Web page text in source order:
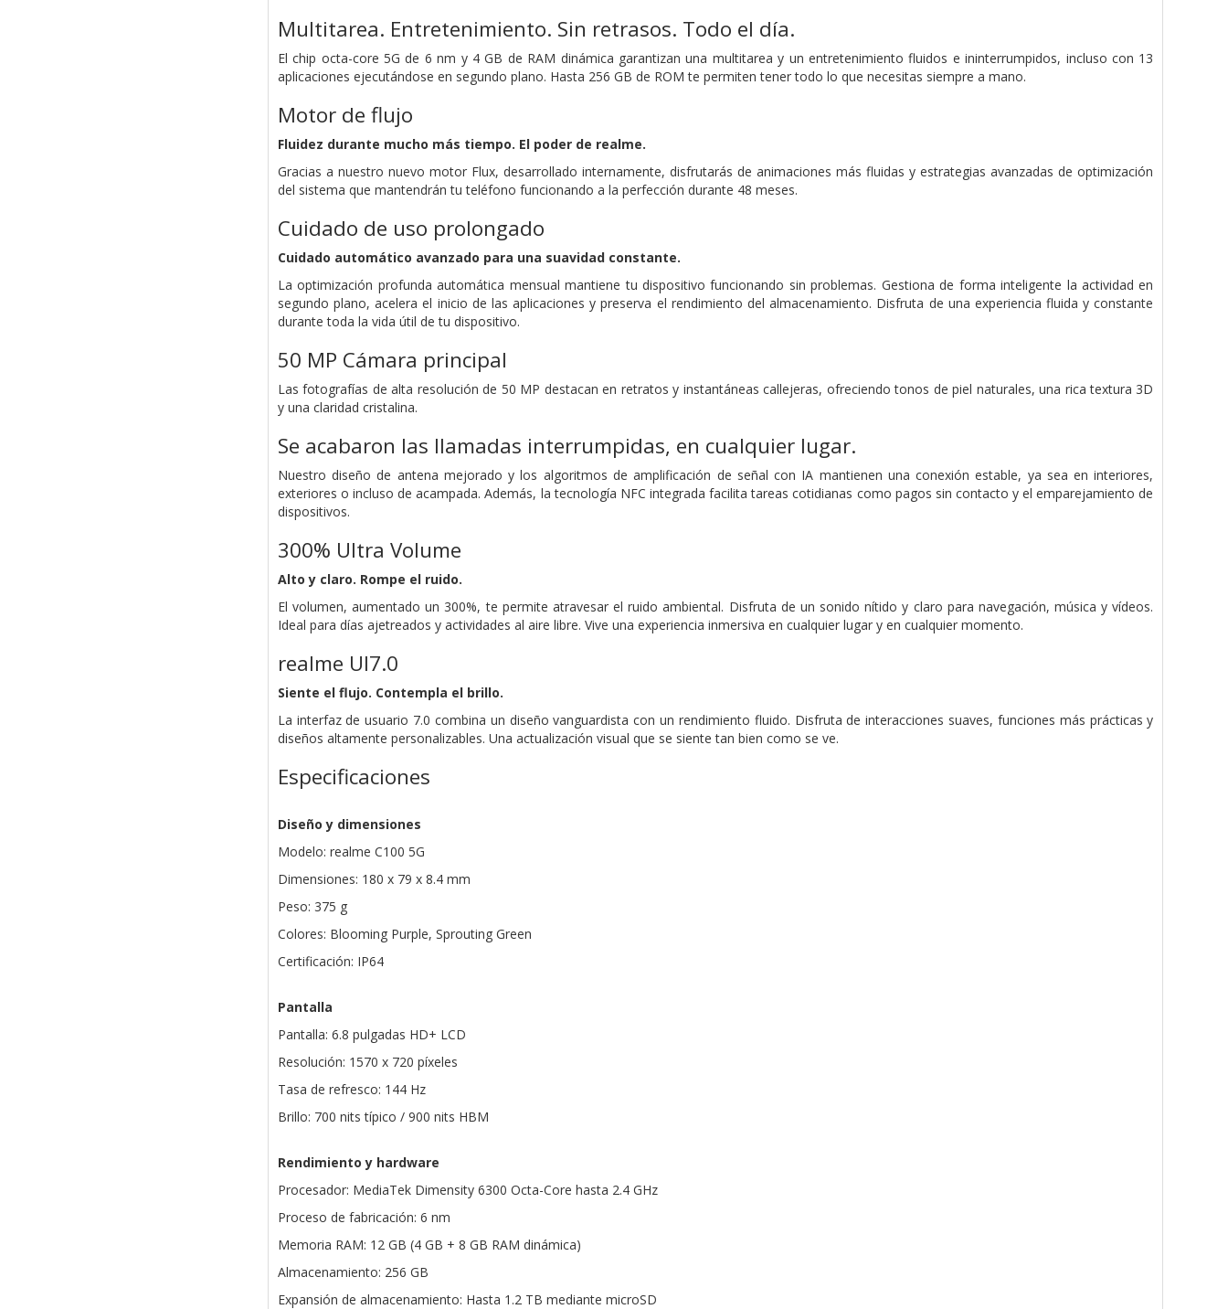
Multitarea. Entretenimiento. Sin retrasos. Todo el día.
El chip octa-core 5G de 6 nm y 4 GB de RAM dinámica garantizan una multitarea y un entretenimiento fluidos e ininterrumpidos, incluso con 13
aplicaciones ejecutándose en segundo plano. Hasta 256 GB de ROM te permiten tener todo lo que necesitas siempre a mano.
Motor de flujo
Fluidez durante mucho más tiempo. El poder de realme.
Gracias a nuestro nuevo motor Flux, desarrollado internamente, disfrutarás de animaciones más fluidas y estrategias avanzadas de optimización
del sistema que mantendrán tu teléfono funcionando a la perfección durante 48 meses.
Cuidado de uso prolongado
Cuidado automático avanzado para una suavidad constante.
La optimización profunda automática mensual mantiene tu dispositivo funcionando sin problemas. Gestiona de forma inteligente la actividad en
segundo plano, acelera el inicio de las aplicaciones y preserva el rendimiento del almacenamiento. Disfruta de una experiencia fluida y constante
durante toda la vida útil de tu dispositivo.
50 MP Cámara principal
Las fotografías de alta resolución de 50 MP destacan en retratos y instantáneas callejeras, ofreciendo tonos de piel naturales, una rica textura 3D
y una claridad cristalina.
Se acabaron las llamadas interrumpidas, en cualquier lugar.
Nuestro diseño de antena mejorado y los algoritmos de amplificación de señal con IA mantienen una conexión estable, ya sea en interiores,
exteriores o incluso de acampada. Además, la tecnología NFC integrada facilita tareas cotidianas como pagos sin contacto y el emparejamiento de
dispositivos.
300% Ultra Volume
Alto y claro. Rompe el ruido.
El volumen, aumentado un 300%, te permite atravesar el ruido ambiental. Disfruta de un sonido nítido y claro para navegación, música y vídeos.
Ideal para días ajetreados y actividades al aire libre. Vive una experiencia inmersiva en cualquier lugar y en cualquier momento.
realme UI7.0
Siente el flujo. Contempla el brillo.
La interfaz de usuario 7.0 combina un diseño vanguardista con un rendimiento fluido. Disfruta de interacciones suaves, funciones más prácticas y
diseños altamente personalizables. Una actualización visual que se siente tan bien como se ve.
Especificaciones
Diseño y dimensiones
Modelo: realme C100 5G
Dimensiones: 180 x 79 x 8.4 mm
Peso: 375 g
Colores: Blooming Purple, Sprouting Green
Certificación: IP64
Pantalla
Pantalla: 6.8 pulgadas HD+ LCD
Resolución: 1570 x 720 píxeles
Tasa de refresco: 144 Hz
Brillo: 700 nits típico / 900 nits HBM
Rendimiento y hardware
Procesador: MediaTek Dimensity 6300 Octa-Core hasta 2.4 GHz
Proceso de fabricación: 6 nm
Memoria RAM: 12 GB (4 GB + 8 GB RAM dinámica)
Almacenamiento: 256 GB
Expansión de almacenamiento: Hasta 1.2 TB mediante microSD